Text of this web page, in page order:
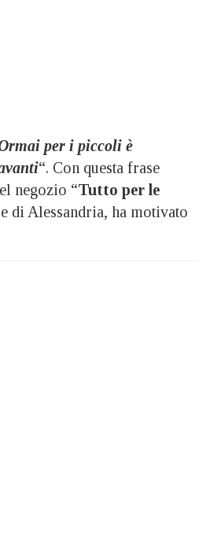
per i piccoli è
“. Con questa frase
negozio “Tutto per le
di Alessandria, ha motivato